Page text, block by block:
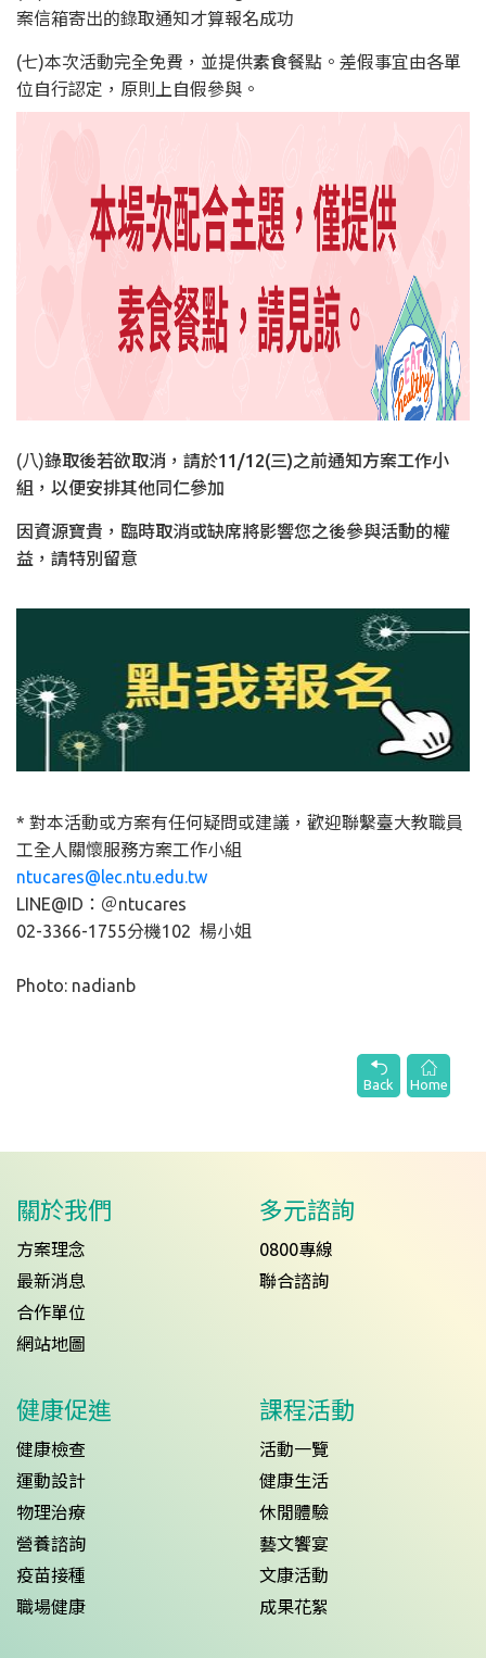
案信箱寄出的錄取通知才算報名成功
(七)本次活動完全免費，並提供素食餐點。差假事宜由各單
位自行認定，原則上自假參與。
(八)錄取後若欲取消，請於11/12(三)之前通知方案工作小
組，以便安排其他同仁參加
因資源寶貴，臨時取消或缺席將影響您之後參與活動的權
益，請特別留意
* 對本活動或方案有任何疑問或建議，歡迎聯繫臺大教職員
工全人關懷服務方案工作小組
ntucares@lec.ntu.edu.tw
LINE@ID：＠ntucares
02-3366-1755分機102 楊小姐
Photo: nadianb
Back Home
關於我們
方案理念
最新消息
合作單位
網站地圖
多元諮詢
0800專線
聯合諮詢
健康促進
健康檢查
運動設計
物理治療
營養諮詢
疫苗接種
職場健康
課程活動
活動一覽
健康生活
休閒體驗
藝文饗宴
文康活動
成果花絮